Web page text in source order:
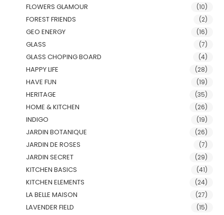
FLOWERS GLAMOUR (10)
FOREST FRIENDS (2)
GEO ENERGY (16)
GLASS (7)
GLASS CHOPING BOARD (4)
HAPPY LIFE (28)
HAVE FUN (19)
HERITAGE (35)
HOME & KITCHEN (26)
INDIGO (19)
JARDIN BOTANIQUE (26)
JARDIN DE ROSES (7)
JARDIN SECRET (29)
KITCHEN BASICS (41)
KITCHEN ELEMENTS (24)
LA BELLE MAISON (27)
LAVENDER FIELD (15)